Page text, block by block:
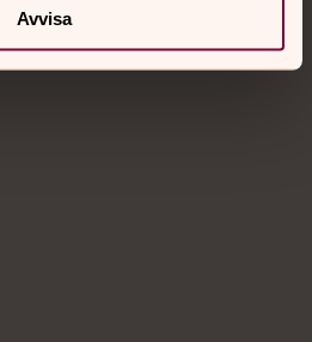
Avvisa
Prata eller chatta anonymt
och nätter.